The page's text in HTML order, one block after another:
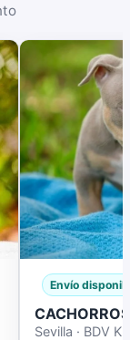
Envío
Sevilla · BDV